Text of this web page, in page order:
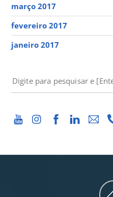
março 2017
fevereiro 2017
janeiro 2017
PESQUISAR